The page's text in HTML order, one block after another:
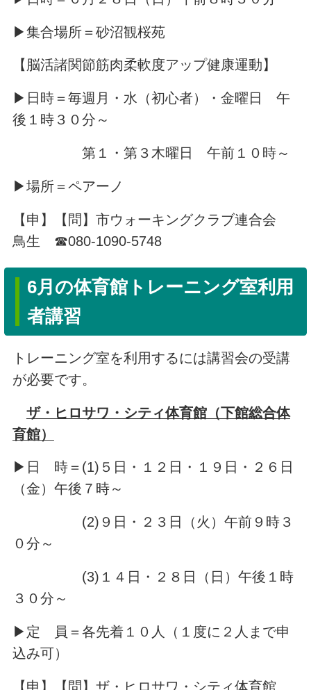
▶集合場所＝砂沼観桜苑
【脳活諸関節筋肉柔軟度アップ健康運動】
▶日時＝毎週月・水（初心者）・金曜日 午
後１時３０分～
第１・第３木曜日 午前１０時～
▶場所＝ペアーノ
【申】【問】市ウォーキングクラブ連合会
鳥生 ☎080-1090-5748
6月の体育館トレーニング室利用
者講習
トレーニング室を利用するには講習会の受講
が必要です。
ザ・ヒロサワ・シティ体育館（下館総合体
育館）
▶日 時＝(1)５日・１２日・１９日・２６日
（金）午後７時～
(2)９日・２３日（火）午前９時３
０分～
(3)１４日・２８日（日）午後１時
３０分～
▶定 員＝各先着１０人（１度に２人まで申
込み可）
【申】【問】ザ・ヒロサワ・シティ体育館